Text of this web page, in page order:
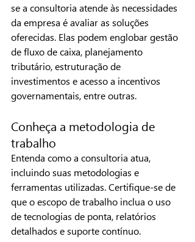
se a consultoria atende às necessidades
da empresa é avaliar as soluções
oferecidas. Elas podem englobar gestão
de fluxo de caixa, planejamento
tributário, estruturação de
investimentos e acesso a incentivos
governamentais, entre outras.
Conheça a metodologia de
trabalho
Entenda como a consultoria atua,
incluindo suas metodologias e
ferramentas utilizadas. Certifique-se de
que o escopo de trabalho inclua o uso
de tecnologias de ponta, relatórios
detalhados e suporte contínuo.